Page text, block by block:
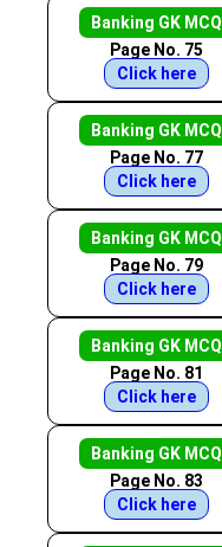
Banking GK MCQ
Page No. 75
Click here
Banking GK MCQ
Page No. 77
Click here
Banking GK MCQ
Page No. 79
Click here
Banking GK MCQ
Page No. 81
Click here
Banking GK MCQ
Page No. 83
Click here